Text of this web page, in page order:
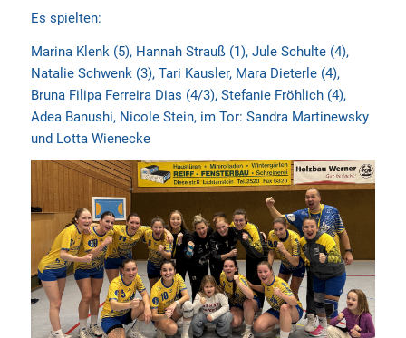
Es spielten:
Marina Klenk (5), Hannah Strauß (1), Jule Schulte (4),
Natalie Schwenk (3), Tari Kausler, Mara Dieterle (4),
Bruna Filipa Ferreira Dias (4/3), Stefanie Fröhlich (4),
Adea Banushi, Nicole Stein, im Tor: Sandra Martinewsky
und Lotta Wienecke